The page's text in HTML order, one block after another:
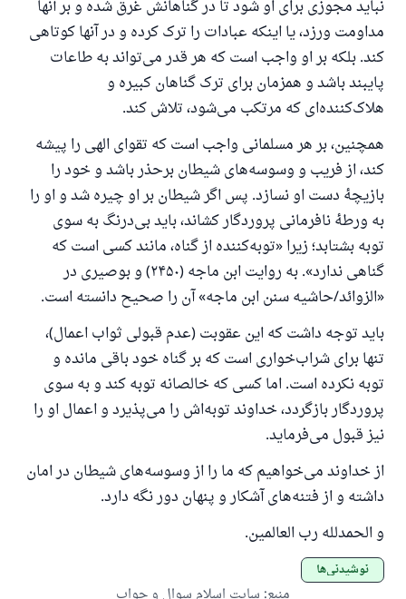
نباید مجوزی برای او شود تا در گناهانش غرق شده و بر آنها
مداومت ورزد، یا اینکه عبادات را ترک کرده و در آنها کوتاهی
کند. بلکه بر او واجب است که هر قدر می‌تواند به طاعات
پایبند باشد و همزمان برای ترک گناهان کبیره و
هلاک‌کننده‌ای که مرتکب می‌شود، تلاش کند.
همچنین، بر هر مسلمانی واجب است که تقوای الهی را پیشه
کند، از فریب و وسوسه‌های شیطان برحذر باشد و خود را
بازیچهٔ دست او نسازد. پس اگر شیطان بر او چیره شد و او را
به ورطهٔ نافرمانی پروردگار کشاند، باید بی‌درنگ به سوی
توبه بشتابد؛ زیرا «توبه‌کننده از گناه، مانند کسی است که
گناهی ندارد». به روایت ابن ماجه (۲۴۵۰) و بوصیری در
«الزوائد/حاشیه سنن ابن ماجه» آن را صحیح دانسته است.
باید توجه داشت که این عقوبت (عدم قبولی ثواب اعمال)،
تنها برای شراب‌خواری است که بر گناه خود باقی مانده و
توبه نکرده است. اما کسی که خالصانه توبه کند و به سوی
پروردگار بازگردد، خداوند توبه‌اش را می‌پذیرد و اعمال او را
نیز قبول می‌فرماید.
از خداوند می‌خواهیم که ما را از وسوسه‌های شیطان در امان
داشته و از فتنه‌های آشکار و پنهان دور نگه دارد.
و الحمدلله رب العالمین.
نوشیدنی‌ها